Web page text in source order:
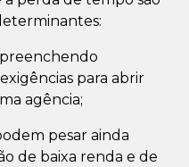
preenchendo
para abrir
agência;
pesar ainda
de baixa renda e de